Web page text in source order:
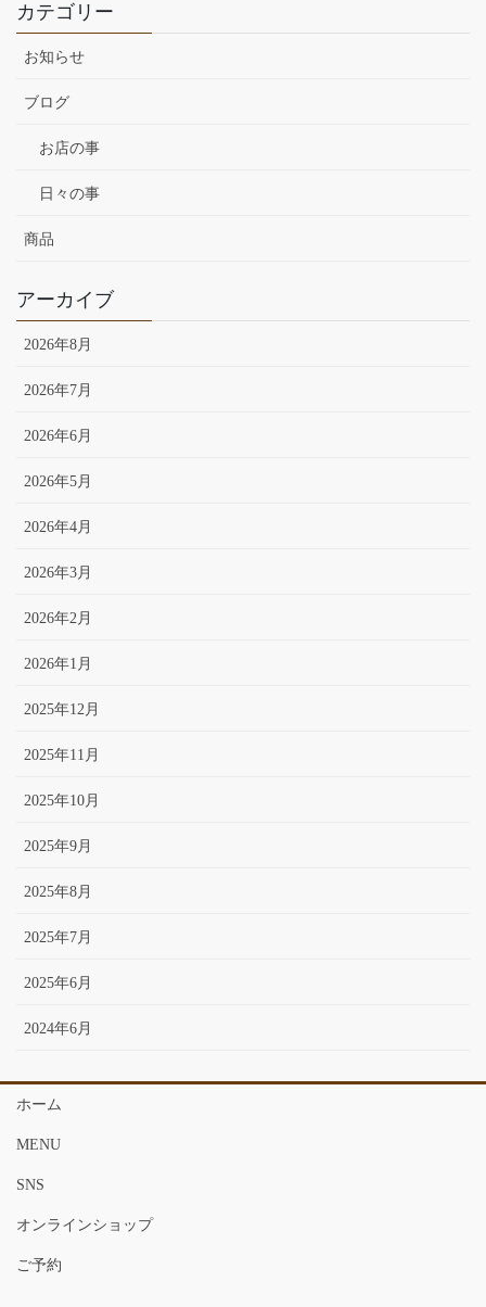
カテゴリー
お知らせ
ブログ
お店の事
日々の事
商品
アーカイブ
2026年8月
2026年7月
2026年6月
2026年5月
2026年4月
2026年3月
2026年2月
2026年1月
2025年12月
2025年11月
2025年10月
2025年9月
2025年8月
2025年7月
2025年6月
2024年6月
ホーム
MENU
SNS
オンラインショップ
ご予約